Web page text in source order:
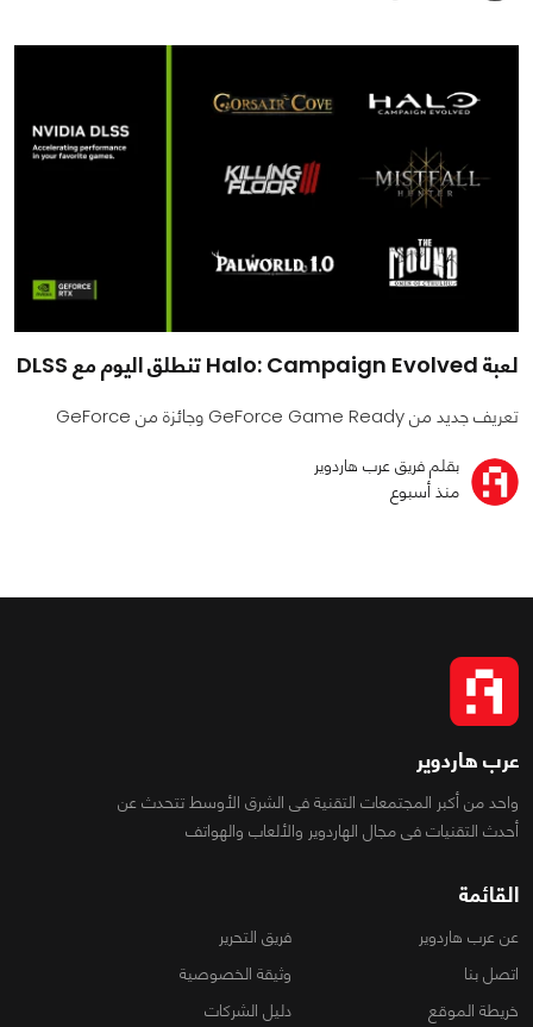
لعبة Halo: Campaign Evolved تنطلق اليوم مع DLSS
تعريف جديد من GeForce Game Ready وجائزة من GeForce
بقلم فريق عرب هاردوير
منذ أسبوع
عرب هاردوير
واحد من أكبر المجتمعات التقنية فى الشرق الأوسط تتحدث عن
أحدث التقنيات فى مجال الهاردوير والألعاب والهواتف
القائمة
عن عرب هاردوير
فريق التحرير
اتصل بنا
وثيقة الخصوصية
خريطة الموقع
دليل الشركات